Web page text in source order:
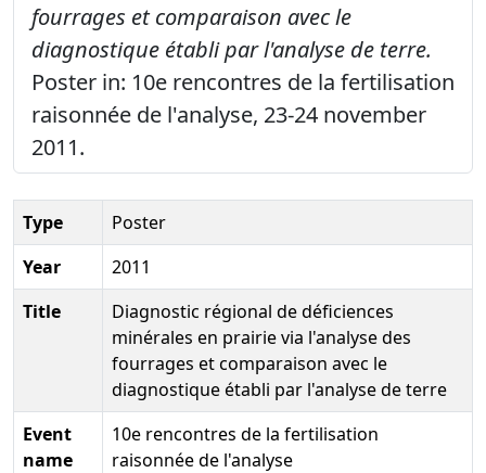
fourrages et comparaison avec le
diagnostique établi par l'analyse de terre.
Poster in: 10e rencontres de la fertilisation
raisonnée de l'analyse, 23-24 november
2011.
Type
Poster
Year
2011
Title
Diagnostic régional de déficiences
minérales en prairie via l'analyse des
fourrages et comparaison avec le
diagnostique établi par l'analyse de terre
Event
name
10e rencontres de la fertilisation
raisonnée de l'analyse